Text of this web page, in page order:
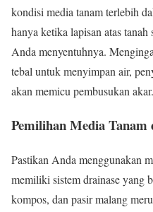
kondisi media tanam terlebih
hanya ketika lapisan atas
Anda menyentuhnya.
tebal untuk menyimpan air,
akan memicu pembusukan akar.
Pemilihan Media Tanam
Pastikan Anda menggunakan
memiliki sistem drainase yang
kompos, dan pasir malang